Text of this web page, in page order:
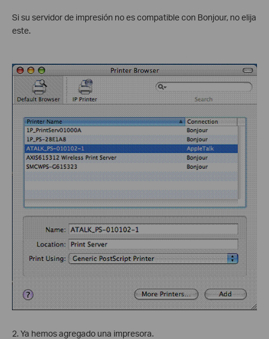
Si su servidor de impresión no es compatible con Bonjour, no elija
este.
2. Ya hemos agregado una impresora.